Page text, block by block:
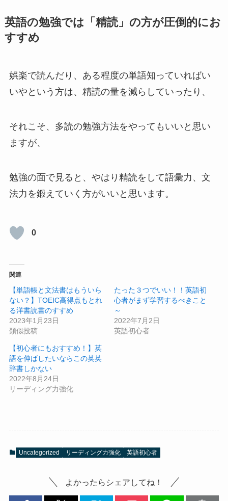
英語の勉強では「精読」の方が圧倒的にお
すすめ
娯楽で読んだり、ある程度の単語知っていればい
いやという方は、精読の量を減らしていったり、
それこそ、多読の勉強方法をやってもいいと思い
ますが、
勉強の面で見ると、やはり精読をして語彙力、文
法力を鍛えていく方がいいと思います。
0
関連
【単語帳と文法書はもういら
ない？】TOEIC高得点もとれ
る洋書読書のすすめ
2023年1月23日
類似投稿
たった３つでいい！！英語初
心者がまず学習するべきこと
～
2022年7月2日
英語初心者
【初心者にもおすすめ！】英
語を伸ばしたいならこの英英
辞書しかない
2022年8月24日
リーディング力強化
Uncategorized リーディング力強化 英語初心者
よかったらシェアしてね！